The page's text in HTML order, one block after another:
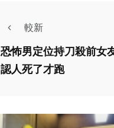
較新
恐怖男定位持刀殺前女
認人死了才跑